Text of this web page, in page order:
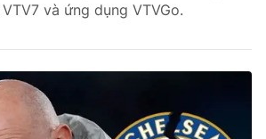
và ứng dụng VTVGo.